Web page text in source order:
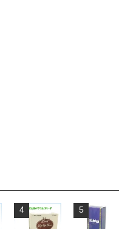
4 5